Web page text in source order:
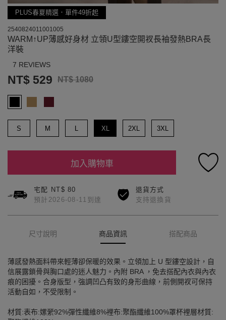
PLUS春夏精選．單件49折起
2540824011001005
WARM↑UP薄感好身材 立領U型鏤空開衩長袖發熱BRA長
洋裝
7 REVIEWS
NT$ 529 NT$ 1080
S M L XL 2XL 3XL
加入購物車
宅配 NT$ 80
預計2026-08-11到達
退貨方式
支持退換貨
尺寸說明 商品資訊 搭配商品
薄感發熱面料帶來輕薄卻保暖的效果。立領加上 U 型鏤空設計，自
信展露鎖骨與胸口處的迷人魅力。內附 BRA ，免去搭配內衣與內衣
痕的困擾。合身版型，強調凹凸有致的身形曲線，前側開衩可保持
活動自如，不受限制。
材質:表布:嫘縈92%彈性纖維8%裡布:聚酯纖維100%罩杯裡層材質: